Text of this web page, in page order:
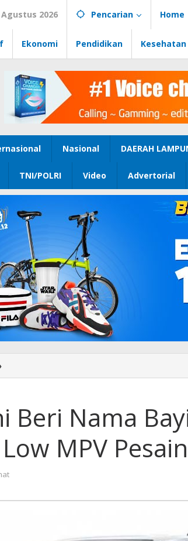
2026 Pencarian Home
Ekonomi Pendidikan Kesehatan
Nasional DAERAH
TNI/POLRI Video Advertorial
Beri
Barunya
Xpander,
Low
MPV
Avanza
Beri Nama
MPV